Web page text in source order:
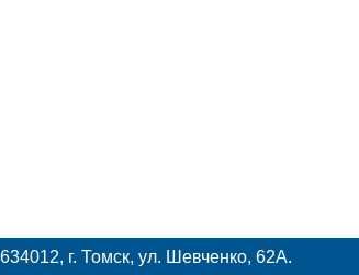
г. Томск, ул. Шевченко, 62А.